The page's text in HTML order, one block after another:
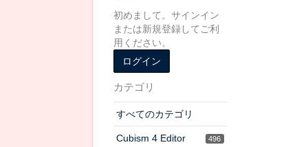
初めまして。サインイン
または新規登録してご利
用ください。
ログイン
カテゴリ
すべてのカテゴリ
496
Cubism 4 Editor